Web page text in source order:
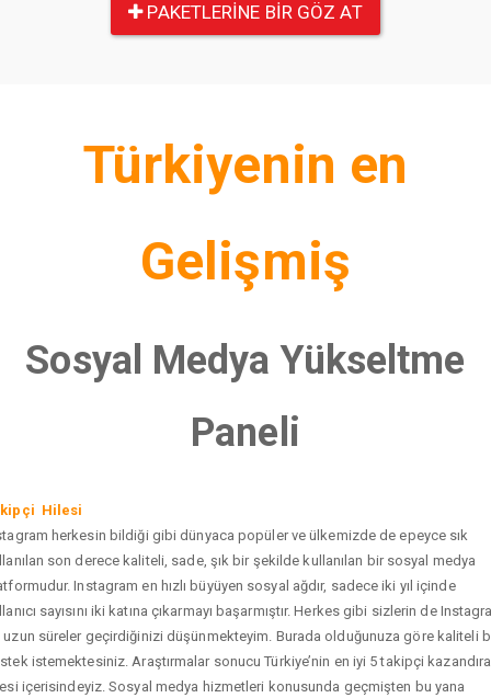
PAKETLERINE BIR GÖZ AT
Türkiyenin en
Gelişmiş
Sosyal Medya Yükseltme
Paneli
Hilesi
herkesin bildiği gibi dünyaca popüler ve ülkemizde de epeyce sık
son derece kaliteli, sade, şık bir şekilde kullanılan bir sosyal medya
Instagram en hızlı büyüyen sosyal ağdır, sadece iki yıl içinde
sayısını iki katına çıkarmayı başarmıştır. Herkes gibi sizlerin de
uzun süreler geçirdiğinizi düşünmekteyim. Burada olduğunuza göre kaliteli
istemektesiniz. Araştırmalar sonucu Türkiye’nin en iyi 5 takipçi
içerisindeyiz. Sosyal medya hizmetleri konusunda geçmişten bu yana